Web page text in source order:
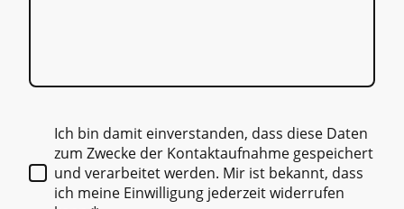
Ich bin damit einverstanden, dass diese Daten
zum Zwecke der Kontaktaufnahme gespeichert
und verarbeitet werden. Mir ist bekannt, dass
ich meine Einwilligung jederzeit widerrufen